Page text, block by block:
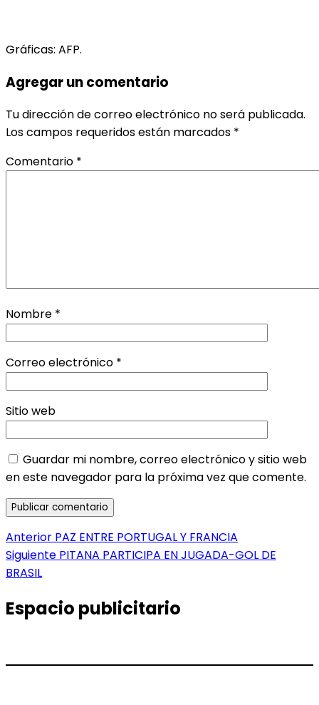
Gráficas: AFP.
Agregar un comentario
Tu dirección de correo electrónico no será publicada.
Los campos requeridos están marcados *
Comentario *
Nombre *
Correo electrónico *
Sitio web
Guardar mi nombre, correo electrónico y sitio web
en este navegador para la próxima vez que comente.
Navegación
de
Anterior Entrada
anterior:
PAZ ENTRE PORTUGAL Y FRANCIA
Siguiente Entrada
PITANA PARTICIPA EN JUGADA-GOL DE
BRASIL
Espacio publicitario